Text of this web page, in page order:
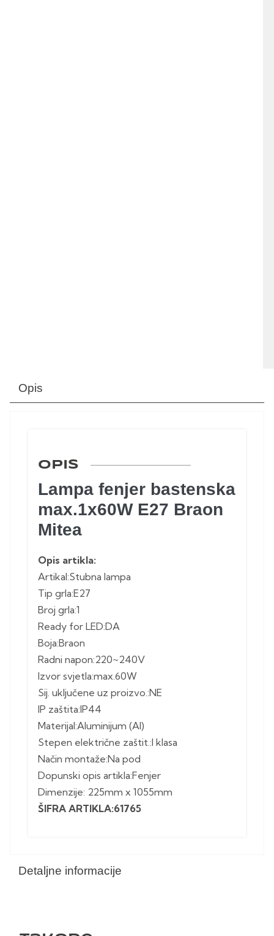
Opis
Detaljne informacije
OPIS
Lampa fenjer bastenska
max.1x60W E27 Braon
Mitea
Opis artikla:
Artikal:Stubna lampa
Tip grla:E27
Broj grla:1
Ready for LED:DA
Boja:Braon
Radni napon:220~240V
Izvor svjetla:max.60W
Sij. uključene uz proizvo.:NE
IP zaštita:IP44
Materijal:Aluminijum (Al)
Stepen električne zaštit.:I klasa
Način montaže:Na pod
Dopunski opis artikla:Fenjer
Dimenzije: 225mm x 1055mm
ŠIFRA ARTIKLA:61765